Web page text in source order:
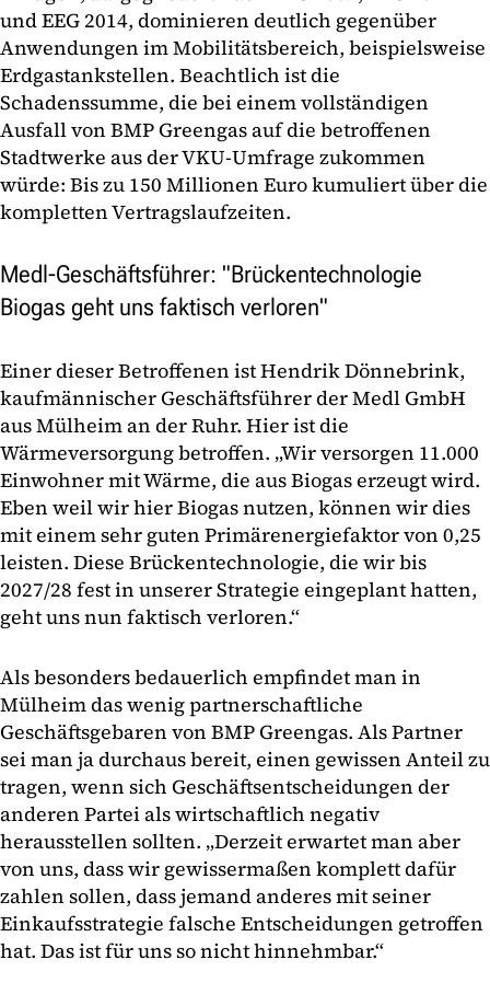
und EEG 2014, dominieren deutlich gegenüber
Anwendungen im Mobilitätsbereich, beispielsweise
Erdgastankstellen. Beachtlich ist die
Schadenssumme, die bei einem vollständigen
Ausfall von BMP Greengas auf die betroffenen
Stadtwerke aus der VKU-Umfrage zukommen
würde: Bis zu 150 Millionen Euro kumuliert über die
kompletten Vertragslaufzeiten.
Medl-Geschäftsführer: "Brückentechnologie
Biogas geht uns faktisch verloren"
Einer dieser Betroffenen ist Hendrik Dönnebrink,
kaufmännischer Geschäftsführer der Medl GmbH
aus Mülheim an der Ruhr. Hier ist die
Wärmeversorgung betroffen. „Wir versorgen 11.000
Einwohner mit Wärme, die aus Biogas erzeugt wird.
Eben weil wir hier Biogas nutzen, können wir dies
mit einem sehr guten Primärenergiefaktor von 0,25
leisten. Diese Brückentechnologie, die wir bis
2027/28 fest in unserer Strategie eingeplant hatten,
geht uns nun faktisch verloren.“
Als besonders bedauerlich empfindet man in
Mülheim das wenig partnerschaftliche
Geschäftsgebaren von BMP Greengas. Als Partner
sei man ja durchaus bereit, einen gewissen Anteil zu
tragen, wenn sich Geschäftsentscheidungen der
anderen Partei als wirtschaftlich negativ
herausstellen sollten. „Derzeit erwartet man aber
von uns, dass wir gewissermaßen komplett dafür
zahlen sollen, dass jemand anderes mit seiner
Einkaufsstrategie falsche Entscheidungen getroffen
hat. Das ist für uns so nicht hinnehmbar.“